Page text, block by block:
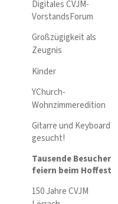
Digitales CVJM-
VorstandsForum
Großzügigkeit als
Zeugnis
Kinder
YChurch-
Wohnzimmeredition
Gitarre und Keyboard
gesucht!
Tausende Besucher
feiern beim Hoffest
150 Jahre CVJM